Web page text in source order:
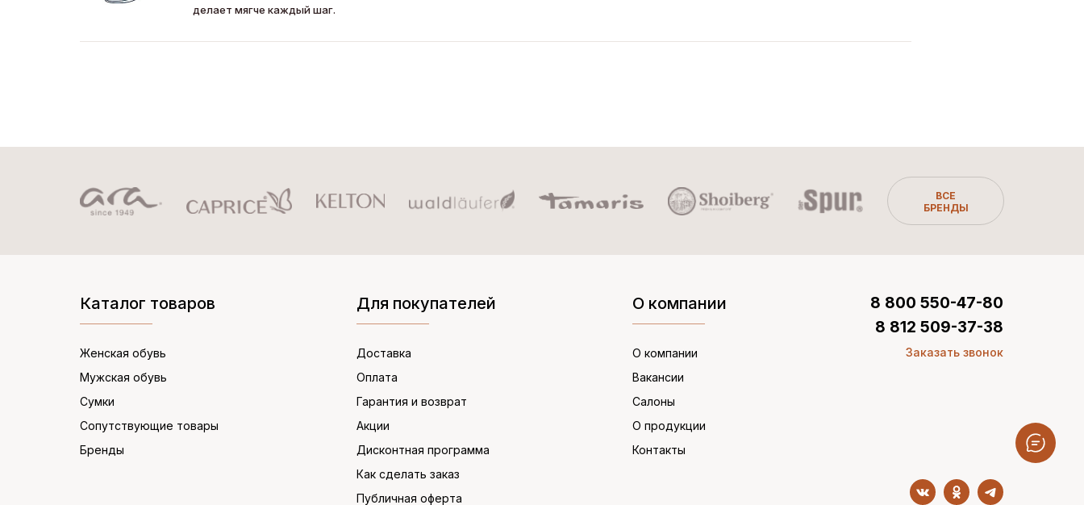
делает мягче каждый шаг.
ВСЕ
БРЕНДЫ
Каталог товаров
Женская обувь
Мужская обувь
Сумки
Сопутствующие товары
Бренды
Для покупателей
Доставка
Оплата
Гарантия и возврат
Акции
Дисконтная программа
Как сделать заказ
Публичная оферта
О компании
О компании
Вакансии
Салоны
О продукции
Контакты
8 800 550-47-80
8 812 509-37-38
Заказать звонок